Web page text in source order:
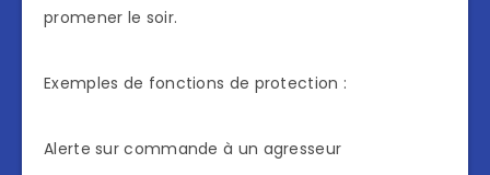
promener le soir.
Exemples de fonctions de protection :
Alerte sur commande à un agresseur